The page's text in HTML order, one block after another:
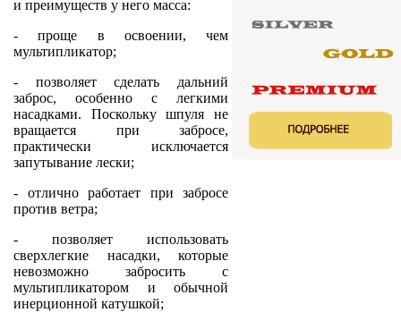
и преимуществ у него масса:
- проще в освоении, чем
мультипликатор;
- позволяет сделать дальний
заброс, особенно с легкими
насадками. Поскольку шпуля не
вращается при забросе,
практически исключается
запутывание лески;
- отлично работает при забросе
против ветра;
- позволяет использовать
сверхлегкие насадки, которые
невозможно забросить с
мультипликатором и обычной
инерционной катушкой;